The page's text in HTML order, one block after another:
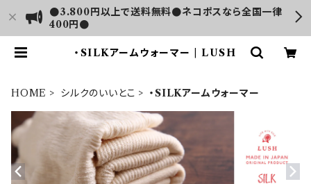
●3.800円以上で送料無料●ネコポスなら全国一律
400円●
・SILKアームウォーマー | LUSH
HOME シルクのいいとこ ・SILKアームウォーマー